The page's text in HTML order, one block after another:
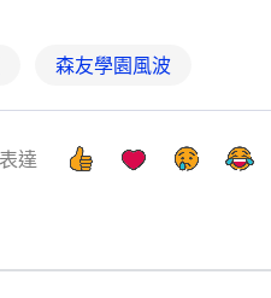
森友學園風波
達